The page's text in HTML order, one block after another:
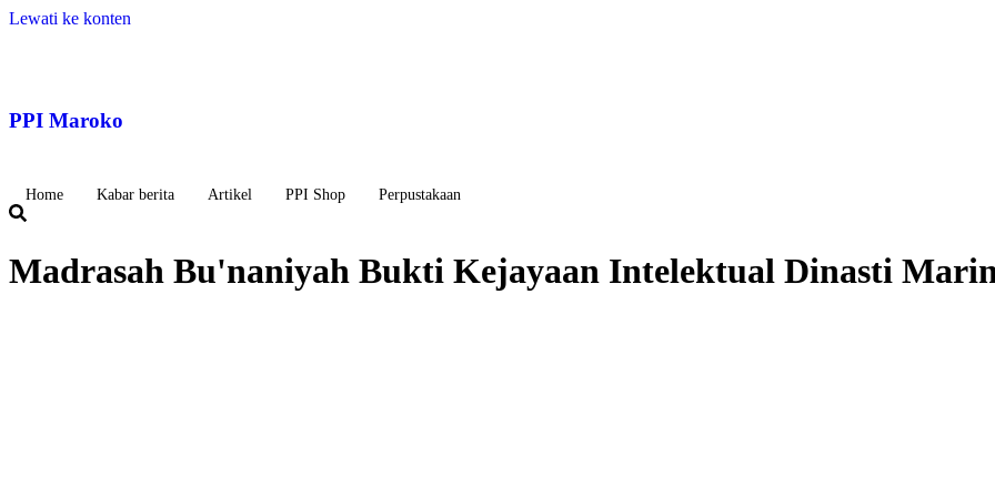
Lewati ke konten
PPI Maroko
Home Kabar berita Artikel PPI Shop Perpustakaan
Madrasah Bu'naniyah Bukti Kejayaan Intelektual Dinasti